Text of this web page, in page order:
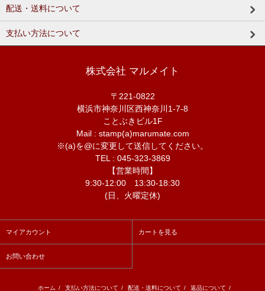
配送・送料について
支払い方法について
株式会社 マルメイト
〒221-0822
横浜市神奈川区西神奈川1-7-8
ことぶきビル1F
Mail : stamp(a)marumate.com
※(a)を@に変更して送信してください。
TEL : 045-323-3869
【営業時間】
9:30-12:00 13:30-18:30
(日、火曜定休)
マイアカウント カートを見る
お問い合わせ
ホーム / 支払い方法について / 配送・送料について / 返品について /